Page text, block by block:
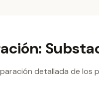
detallada de los